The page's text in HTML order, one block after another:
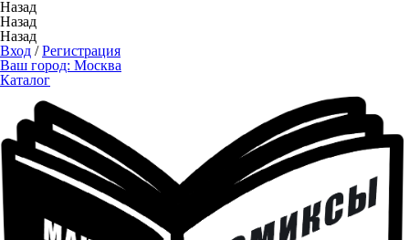
Назад
Назад
Назад
Вход /Регистрация
Ваш город: Москва
Каталог